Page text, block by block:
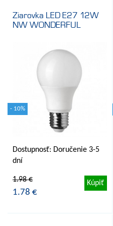
Ziarovka LED E27 12W
NW WONDERFUL
- 10%
Dostupnosť: Doručenie 3-5
dní
1.98 €
1.78 €
Kúpiť